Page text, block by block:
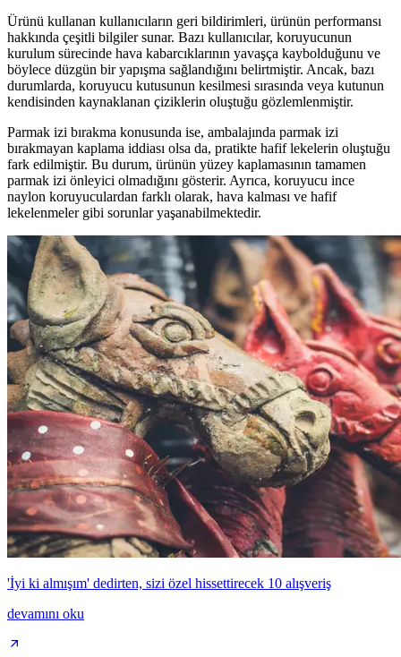
Ürünü kullanan kullanıcıların geri bildirimleri, ürünün performansı
hakkında çeşitli bilgiler sunar. Bazı kullanıcılar, koruyucunun
kurulum sürecinde hava kabarcıklarının yavaşça kaybolduğunu ve
böylece düzgün bir yapışma sağlandığını belirtmiştir. Ancak, bazı
durumlarda, koruyucu kutusunun kesilmesi sırasında veya kutunun
kendisinden kaynaklanan çiziklerin oluştuğu gözlemlenmiştir.
Parmak izi bırakma konusunda ise, ambalajında parmak izi
bırakmayan kaplama iddiası olsa da, pratikte hafif lekelerin oluştuğu
fark edilmiştir. Bu durum, ürünün yüzey kaplamasının tamamen
parmak izi önleyici olmadığını gösterir. Ayrıca, koruyucu ince
naylon koruyuculardan farklı olarak, hava kalması ve hafif
lekelenmeler gibi sorunlar yaşanabilmektedir.
'İyi ki almışım' dedirten, sizi özel hissettirecek 10 alışveriş
devamını oku